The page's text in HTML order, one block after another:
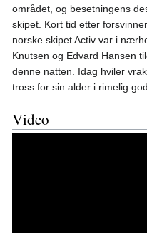
området, og besetningens
skipet. Kort tid etter
norske skipet Activ var i
Knutsen og Edvard Hansen
denne natten. Idag hviler
tross for sin alder i rimelig
Video